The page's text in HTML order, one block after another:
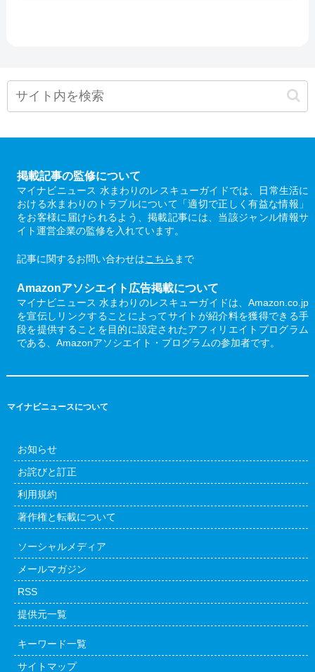
掲載記事の監修について
マイナビニュース 水まわりのレスキューガイドでは、日常生活に
おける水まわりのトラブルについて「適切で正しく有益な情報」
をお客様に届けられるよう、掲載記事には、当該ジャンル情報サ
イト運営企業の監修を入れています。
記事に関するお問い合わせはこちら まで
Amazonアソシエイト広告掲載について
マイナビニュース 水まわりのレスキューガイドは、Amazon.co.jp
を宣伝しリンクすることによってサイトが紹介料を獲得できる手
段を提供することを目的に設定されたアフィリエイトプログラム
である、Amazonアソシエイト・プログラムの参加者です。
マイナビニュースについて
お知らせ
お詫びと訂正
利用規約
著作権と転載について
ソーシャルメディア
メールマガジン
RSS
提供元一覧
キーワード一覧
サイトマップ